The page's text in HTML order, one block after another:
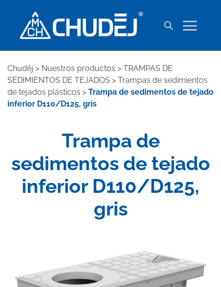
Chuděj > Nuestros productos > TRAMPAS DE
SEDIMIENTOS DE TEJADOS > Trampas de sedimientos
de tejados plásticos > Trampa de sedimentos de tejado
inferior D110/D125, gris
Trampa de
sedimentos de tejado
inferior D110/D125,
gris